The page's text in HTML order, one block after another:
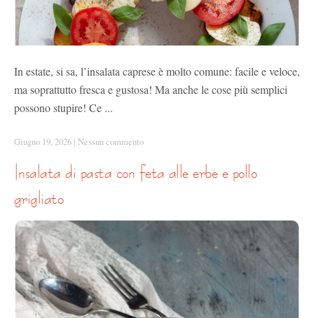
In estate, si sa, l’insalata caprese è molto comune: facile e veloce,
ma soprattutto fresca e gustosa! Ma anche le cose più semplici
possono stupire! Ce ...
Giugno 19, 2026 | Nessun commento
insalata di pasta con feta alle erbe e pollo
grigliato